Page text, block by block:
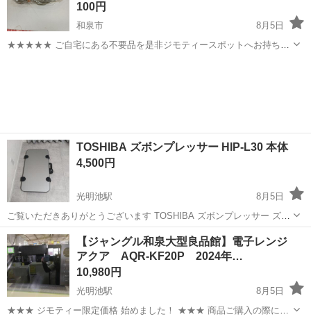
100円
和泉市
8月5日
★★★★★ ご自宅にある不要品を是非ジモティースポットへお持ち込
TOSHIBA ズボンプレッサー HIP-L30 本体
4,500円
光明池駅
8月5日
ご覧いただきありがとうございます TOSHIBA ズボンプレッサー ズボ
ンのクリーニングは確か 1700円ぐらいするので「 家でズボン 挟んで
おくだけ」でお金が浮きます 【15分でOFF】になります 「クリーニン
グ 3回...
大阪 和泉市 光明池駅 生活家電
【ジャングル和泉大型良品館】電子レンジ
アクア AQR-KF20P 2024年…
10,980円
光明池駅
8月5日
★★★ ジモティー限定価格 始めました！ ★★★ 商品ご購入の際に